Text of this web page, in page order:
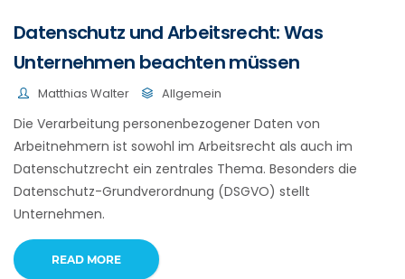
Datenschutz und Arbeitsrecht: Was
Unternehmen beachten müssen
Matthias Walter Allgemein
Die Verarbeitung personenbezogener Daten von
Arbeitnehmern ist sowohl im Arbeitsrecht als auch im
Datenschutzrecht ein zentrales Thema. Besonders die
Datenschutz-Grundverordnung (DSGVO) stellt
Unternehmen.
READ MORE